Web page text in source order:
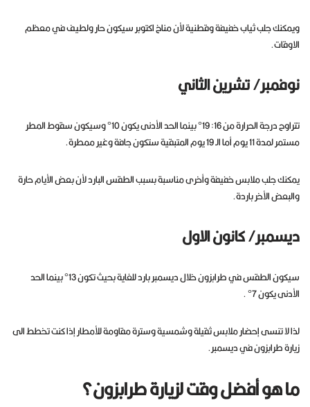
ويمكنك جلب ثياب خفيفة وقطنية لأن مناخ اكتوبر سيكون حار ولطيف في معظم
الاوقات.
نوفمبر/ تشرين الثاني
تتراوح درجة الحرارة من 16: 19° بينما الحد الأدنى يكون 10° وسيكون سقوط المطر
مستمر لمدة 11 يوم أما الـ 19 يوم المتبقية ستكون جافة وغير ممطرة.
يمكنك جلب ملابس خفيفة وأخرى مناسبة بسبب الطقس البارد لأن بعض الأيام حارة
والبعض الأخر باردة.
ديسمبر/ كانون الاول
سيكون الطقس في طرابزون خلال ديسمبر بارد للغاية بحيث تكون 13° بينما الحد
الأدنى يكون 7° .
لذا لا تنسى إحضار ملابس ثقيلة وشمسية وسترة مقاومة للأمطار إذا كنت تخطط الى
زيارة طرابزون في ديسمبر.
ما هو أفضل وقت لزيارة طرابزون؟